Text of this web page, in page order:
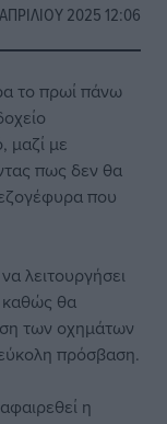
2025 12:06
το πρωί πάνω
μαζί με
πως δεν θα
που
λειτουργήσει
καθώς θα
των οχημάτων
πρόσβαση.
η